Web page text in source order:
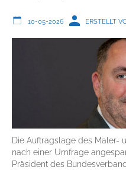
10-05-2026 ERSTELLT
Die Auftragslage des Maler-
nach einer Umfrage
Präsident des